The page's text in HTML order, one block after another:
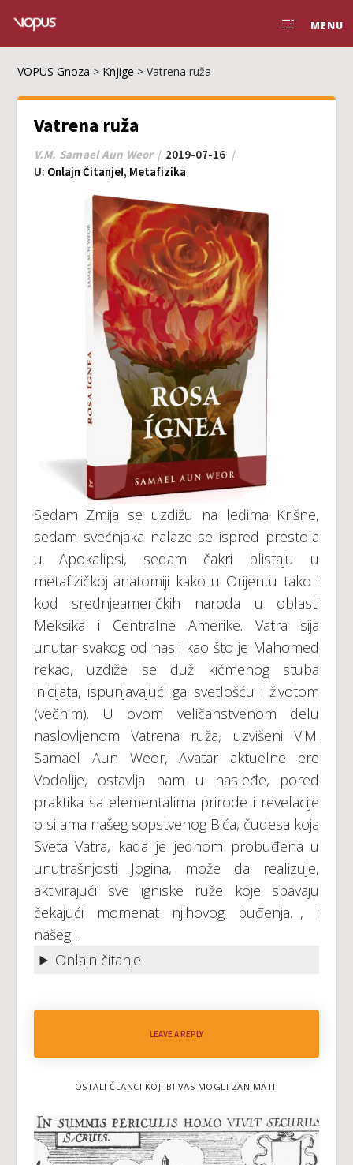
MENU
VOPUS Gnoza > Knjige >Vatrena ruža
Vatrena ruža
V.M. Samael Aun Weor
2019-07-16
U: Onlajn Čitanje!, Metafizika
Sedam Zmija se uzdižu na leđima Krišne,
sedam svećnjaka nalaze se ispred prestola
u Apokalipsi, sedam čakri blistaju u
metafizičkoj anatomiji kako u Orijentu tako i
kod srednjeameričkih naroda u oblasti
Meksika i Centralne Amerike. Vatra sija
unutar svakog od nas i kao što je Mahomed
rekao, uzdiže se duž kičmenog stuba
inicijata, ispunjavajući ga svetlošću i životom
(večnim). U ovom veličanstvenom delu
naslovljenom Vatrena ruža, uzvišeni V.M.
Samael Aun Weor, Avatar aktuelne ere
Vodolije, ostavlja nam u nasleđe, pored
praktika sa elementalima prirode i revelacije
o silama našeg sopstvenog Bića, čudesa koja
Sveta Vatra, kada je jednom probuđena u
unutrašnjosti Jogina, može da realizuje,
aktivirajući sve igniske ruže koje spavaju
čekajući momenat njihovog buđenja…, i
našeg…
Onlajn čitanje
LEAVE A REPLY
OSTALI ČLANCI KOJI BI VAS MOGLI ZANIMATI: